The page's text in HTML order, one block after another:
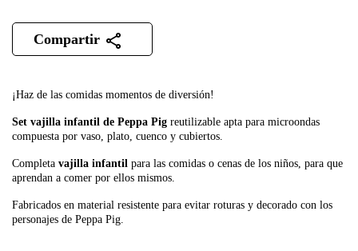
¡Haz de las comidas momentos de diversión!
Set vajilla infantil de Peppa Pig reutilizable apta para microondas
compuesta por vaso, plato, cuenco y cubiertos.
Completa vajilla infantil para las comidas o cenas de los niños, para que
aprendan a comer por ellos mismos.
Fabricados en material resistente para evitar roturas y decorado con los
personajes de Peppa Pig.
Compartir